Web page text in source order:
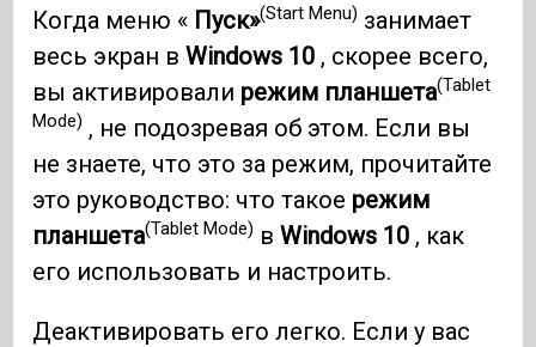
Когда меню « Пуск»(Start Menu) занимает
весь экран вWindows 10 , скорее всего,
вы активировали режим планшета(Tablet
Mode) , не подозревая об этом. Если вы
не знаете, что это за режим, прочитайте
это руководство: что такое режим
планшета(Tablet Mode) вWindows 10 , как
его использовать и настроить.
Деактивировать его легко. Если у вас